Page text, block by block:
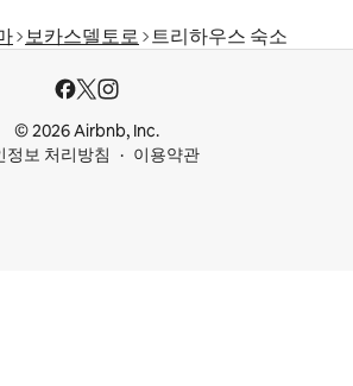
보카스델토로 트리하우스 숙소
© 2026 Airbnb, Inc.
정보 처리방침
이용약관